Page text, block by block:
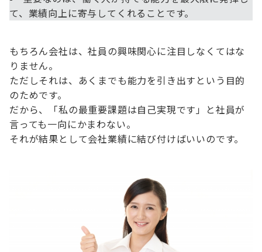
て、業績向上に寄与してくれることです。
もちろん会社は、社員の興味関心に注目しなくてはな
りません。
ただしそれは、あくまでも能力を引き出すという目的
のためです。
だから、「私の最重要課題は自己実現です」と社員が
言っても一向にかまわない。
それが結果として会社業績に結び付けばいいのです。